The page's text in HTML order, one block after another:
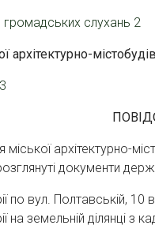
громадських слухань 2
архітектурно-
міської архітектурно-
документи
по вул. Полтавській,
на земельній ділянці